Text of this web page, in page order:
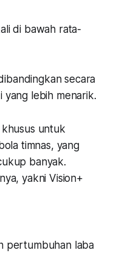
di bawah rata-
secara
yang lebih menarik.
untuk
timnas, yang
banyak.
yakni Vision+
pertumbuhan laba